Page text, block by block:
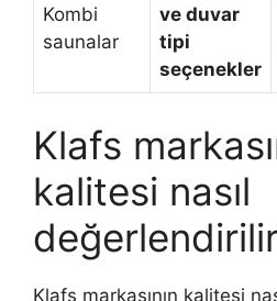
Kombi
saunalar
ve duvar
tipi
seçenekler
Klafs
kalitesi nasıl
Klafs markasının kalitesi